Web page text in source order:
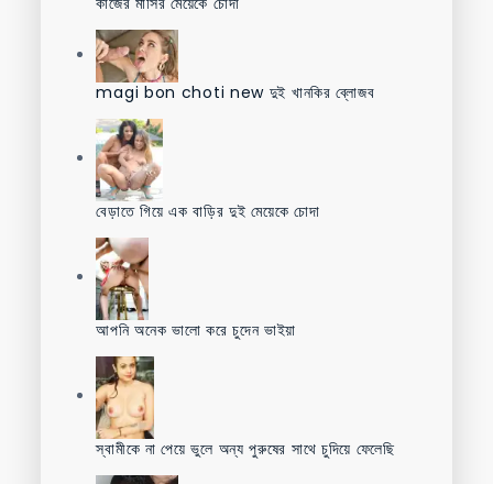
magi bon choti new দুই খানকির ব্লোজব
বেড়াতে গিয়ে এক বাড়ির দুই মেয়েকে চোদা
আপনি অনেক ভালো করে চুদেন ভাইয়া
স্বামীকে না পেয়ে ভুলে অন্য পুরুষের সাথে চুদিয়ে ফেলেছি